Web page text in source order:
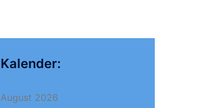
Kalender:
August 2026